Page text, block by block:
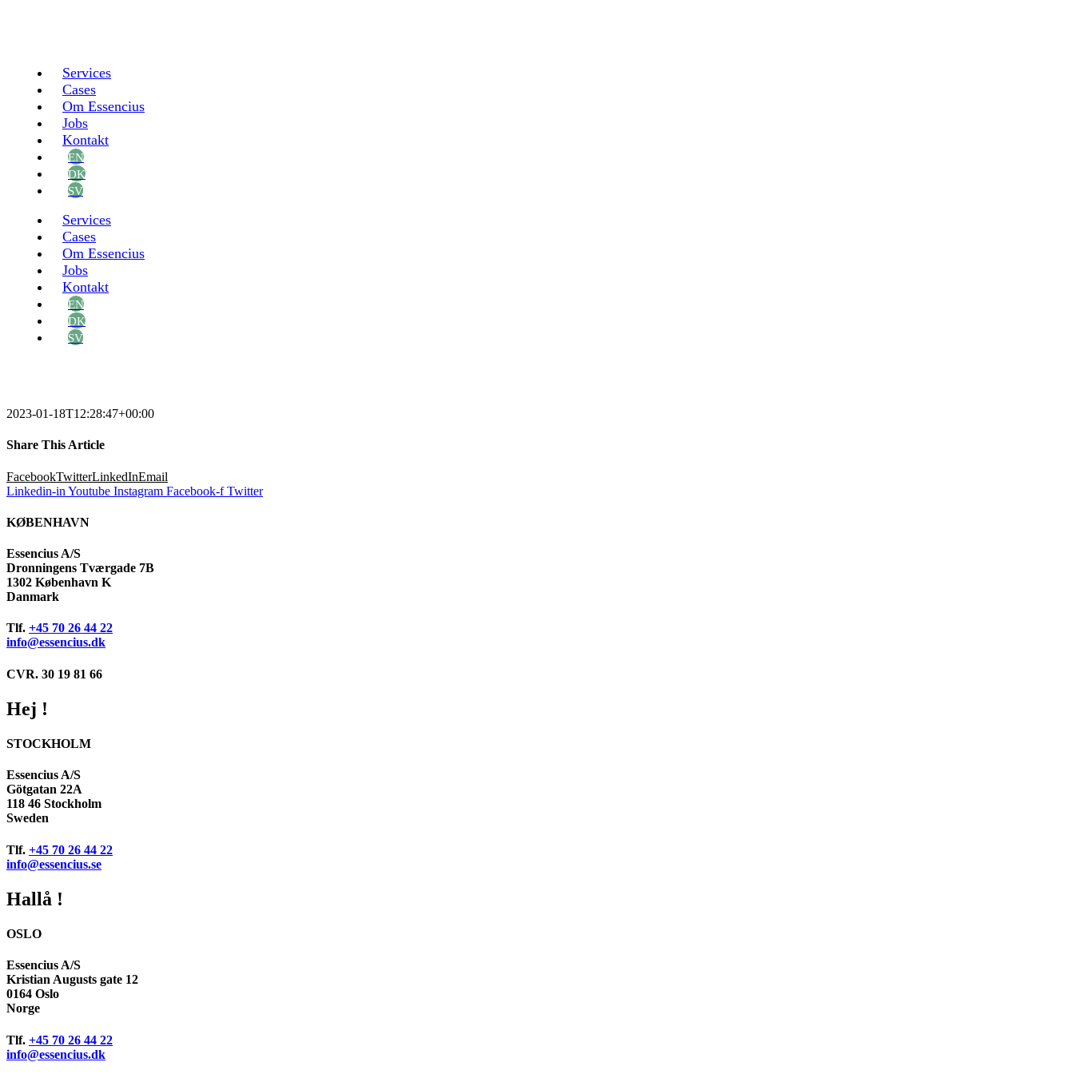
Services
Cases
Om Essencius
Jobs
Kontakt
Services
Cases
Om Essencius
Jobs
Kontakt
2023-01-18T12:28:47+00:00
Share This Article
FacebookTwitterLinkedInEmail
Linkedin-in Youtube Instagram Facebook-f Twitter
KØBENHAVN
Essencius A/S
Dronningens Tværgade 7B
1302 København K
Danmark
Tlf. +45 70 26 44 22
info@essencius.dk
CVR. 30 19 81 66
Hej !
STOCKHOLM
Essencius A/S
Götgatan 22A
118 46 Stockholm
Sweden
Tlf. +45 70 26 44 22
info@essencius.se
Hallå !
OSLO
Essencius A/S
Kristian Augusts gate 12
0164 Oslo
Norge
Tlf. +45 70 26 44 22
info@essencius.dk